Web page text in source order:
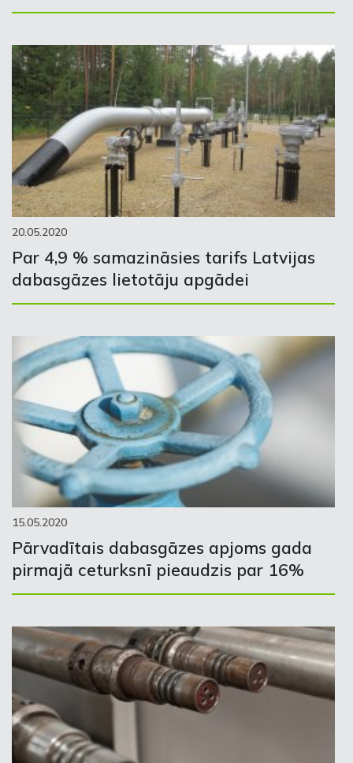
20.05.2020
Par 4,9 % samazināsies tarifs Latvijas
dabasgāzes lietotāju apgādei
15.05.2020
Pārvadītais dabasgāzes apjoms gada
pirmajā ceturksnī pieaudzis par 16%